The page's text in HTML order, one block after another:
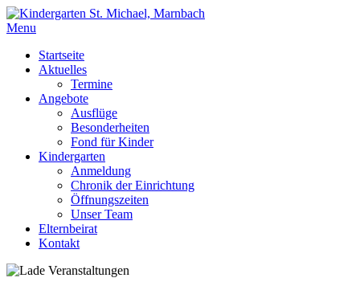
Menu
Startseite
Aktuelles
Termine
Angebote
Ausflüge
Besonderheiten
Fond für Kinder
Kindergarten
Anmeldung
Chronik der Einrichtung
Öffnungszeiten
Unser Team
Elternbeirat
Kontakt